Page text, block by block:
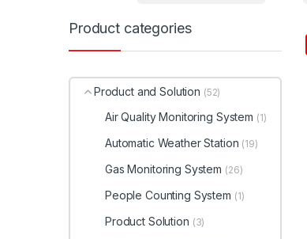
Product categories
Product and Solution (52)
Air Quality Monitoring System (1)
Automatic Weather Station (19)
Gas Monitoring System (26)
People Counting System (1)
Product Solution (3)